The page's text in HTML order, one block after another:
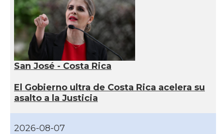
San José - Costa Rica
El Gobierno ultra de Costa Rica acelera su
asalto a la Justicia
2026-08-07